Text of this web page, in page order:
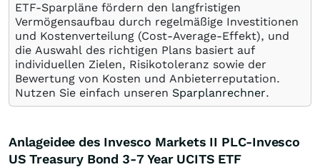
ETF-Sparpläne fördern den langfristigen
Vermögensaufbau durch regelmäßige Investitionen
und Kostenverteilung (Cost-Average-Effekt), und
die Auswahl des richtigen Plans basiert auf
individuellen Zielen, Risikotoleranz sowie der
Bewertung von Kosten und Anbieterreputation.
Nutzen Sie einfach unseren Sparplanrechner.
Anlageidee des Invesco Markets II PLC-Invesco
US Treasury Bond 3-7 Year UCITS ETF